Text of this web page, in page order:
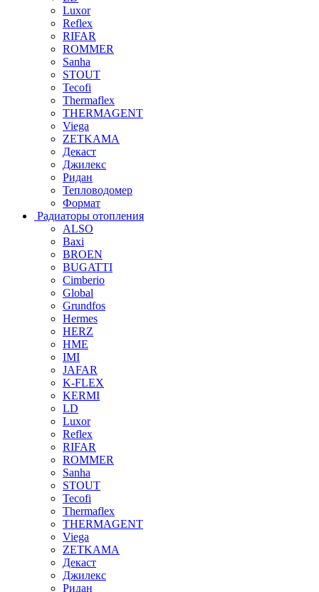
Luxor
Reflex
RIFAR
ROMMER
Sanha
STOUT
Tecofi
Thermaflex
THERMAGENT
Viega
ZETKAMA
Декаст
Джилекс
Ридан
Тепловодомер
Формат
Радиаторы отопления
ALSO
Baxi
BROEN
BUGATTI
Cimberio
Global
Grundfos
Hermes
HERZ
HME
IMI
JAFAR
K-FLEX
KERMI
LD
Luxor
Reflex
RIFAR
ROMMER
Sanha
STOUT
Tecofi
Thermaflex
THERMAGENT
Viega
ZETKAMA
Декаст
Джилекс
Ридан